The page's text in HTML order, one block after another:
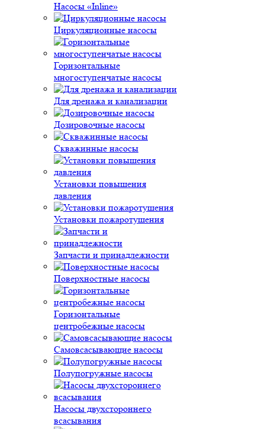
Насосы «Inline»
Циркуляционные насосы
Горизонтальные
многоступенчатые насосы
Для дренажа и канализации
Дозировочные насосы
Скважинные насосы
Установки повышения
давления
Установки пожаротушения
Запчасти и принадлежности
Поверхностные насосы
Горизонтальные
центробежные насосы
Самовсасывающие насосы
Полупогружные насосы
Насосы двухстороннего
всасывания